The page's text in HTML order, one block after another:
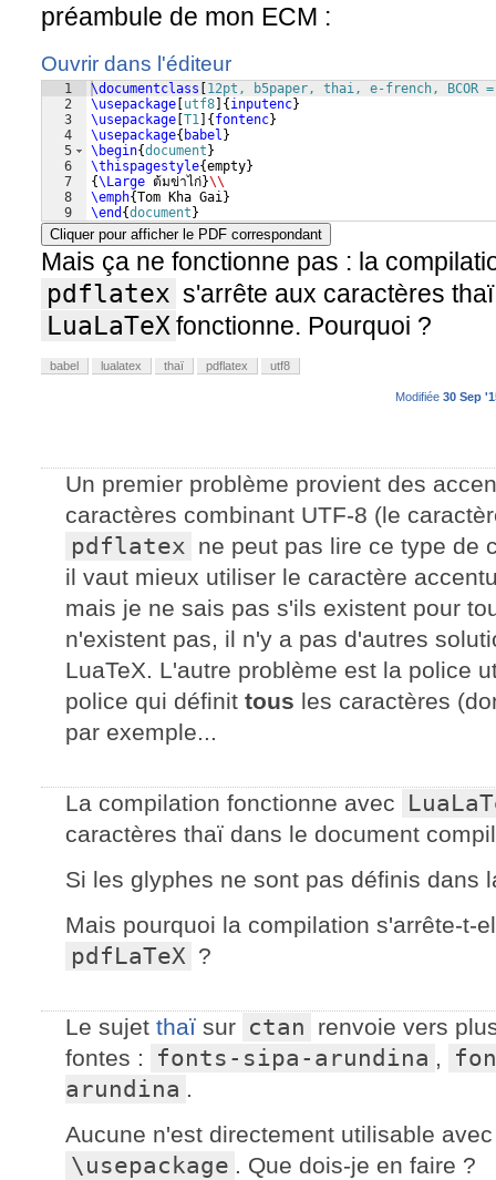
préambule de mon ECM :
Ouvrir dans l'éditeur
1
2
3
4
5
6
7
8
9
\documentclass
12pt, b5paper, thai, e-french, BCOR
\usepackage utf8 { inputenc}
\usepackage T1 { fontenc}
\usepackage{ babel }
\begin{document }
\thispagestyle{empty}
{\Large ต้มข่าไก่}\\
\emph{Tom Kha Gai}
\end {document }
Cliquer pour afficher le PDF correspondant
Mais ça ne fonctionne pas : la
pdflatex s'arrête aux caractères
LuaLaTeX fonctionne. Pourquoi ?
babel lualatex thaï pdflatex utf8
Modifiée 30 Sep
Un premier problème provient des
caractères combinant UTF-8 (le
pdflatex ne peut pas lire ce type de
il vaut mieux utiliser le caractère
mais je ne sais pas s'ils existent pour
n'existent pas, il n'y a pas d'autres
LuaTeX. L'autre problème est la police
police qui définit tous les caractères
par exemple...
La compilation fonctionne avec
caractères thaï dans le document
Si les glyphes ne sont pas définis dans
Mais pourquoi la compilation s'arrête-t-
pdfLaTeX ?
Le sujet thaï sur ctan
renvoie vers
fontes :
fonts-sipa-arun­d­ina ,
arun­d­ina .
Aucune n'est directement utilisable
\usepackage . Que dois-je en faire ?